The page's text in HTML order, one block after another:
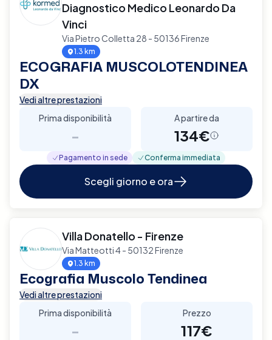
Diagnostico Medico Leonardo Da
Vinci
Via Pietro Colletta 28 - 50136 Firenze
1.3 km
ECOGRAFIA MUSCOLOTENDINEA
DX
Vedi altre prestazioni
Prima disponibilità
-
A partire da
134€
Pagamento in sede Conferma immediata
Scegli giorno e ora
Villa Donatello - Firenze
Via Matteotti 4 - 50132 Firenze
1.3 km
Ecografia Muscolo Tendinea
Vedi altre prestazioni
Prima disponibilità
-
Prezzo
117€